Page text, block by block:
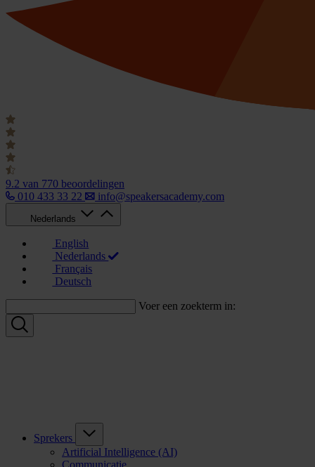
9.2 van 770 beoordelingen
010 433 33 22
info@speakersacademy.com
Nederlands
English
Nederlands
Français
Deutsch
Voer een zoekterm in:
Sprekers
Artificial Intelligence (AI)
Communicatie